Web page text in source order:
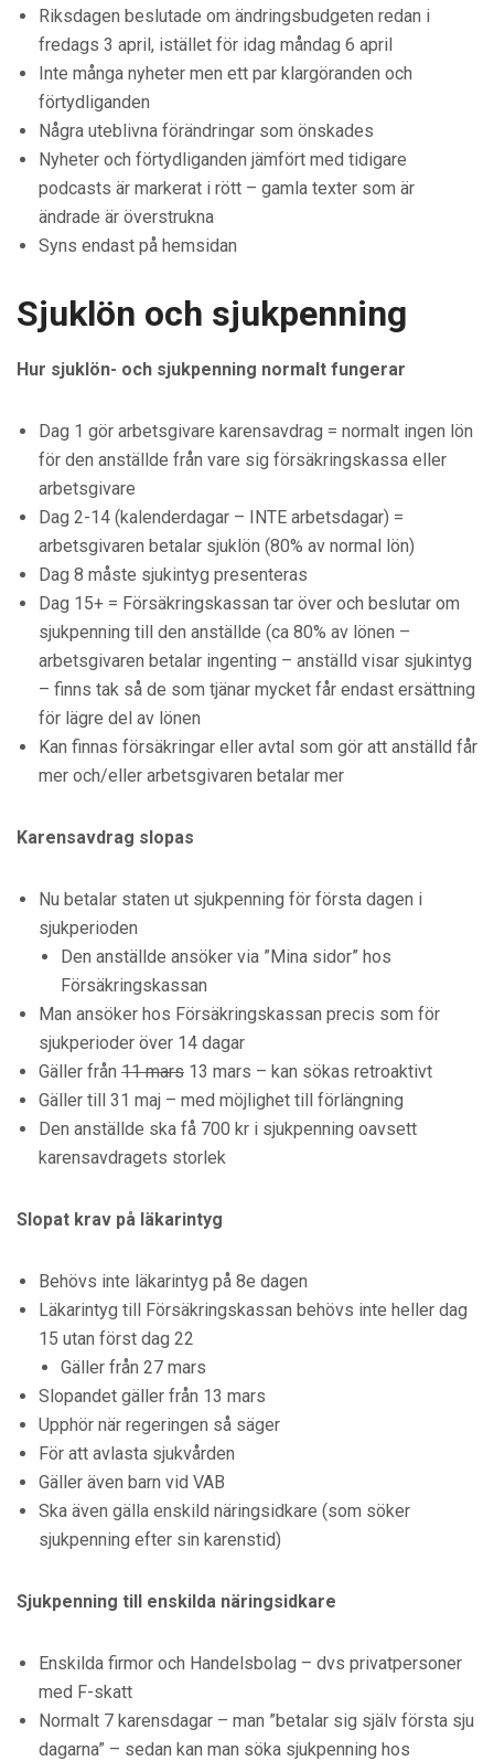
Riksdagen beslutade om ändringsbudgeten redan i
fredags 3 april, istället för idag måndag 6 april
Inte många nyheter men ett par klargöranden och
förtydliganden
Några uteblivna förändringar som önskades
Nyheter och förtydliganden jämfört med tidigare
podcasts är markerat i rött – gamla texter som är
ändrade är överstrukna
Syns endast på hemsidan
Sjuklön och sjukpenning
Hur sjuklön- och sjukpenning normalt fungerar
Dag 1 gör arbetsgivare karensavdrag = normalt ingen lön
för den anställde från vare sig försäkringskassa eller
arbetsgivare
Dag 2-14 (kalenderdagar – INTE arbetsdagar) =
arbetsgivaren betalar sjuklön (80% av normal lön)
Dag 8 måste sjukintyg presenteras
Dag 15+ = Försäkringskassan tar över och beslutar om
sjukpenning till den anställde (ca 80% av lönen –
arbetsgivaren betalar ingenting – anställd visar sjukintyg
– finns tak så de som tjänar mycket får endast ersättning
för lägre del av lönen
Kan finnas försäkringar eller avtal som gör att anställd får
mer och/eller arbetsgivaren betalar mer
Karensavdrag slopas
Nu betalar staten ut sjukpenning för första dagen i
sjukperioden
Den anställde ansöker via ”Mina sidor” hos
Försäkringskassan
Man ansöker hos Försäkringskassan precis som för
sjukperioder över 14 dagar
Gäller från 11 mars 13 mars – kan sökas retroaktivt
Gäller till 31 maj – med möjlighet till förlängning
Den anställde ska få 700 kr i sjukpenning oavsett
karensavdragets storlek
Slopat krav på läkarintyg
Behövs inte läkarintyg på 8e dagen
Läkarintyg till Försäkringskassan behövs inte heller dag
15 utan först dag 22
Gäller från 27 mars
Slopandet gäller från 13 mars
Upphör när regeringen så säger
För att avlasta sjukvården
Gäller även barn vid VAB
Ska även gälla enskild näringsidkare (som söker
sjukpenning efter sin karenstid)
Sjukpenning till enskilda näringsidkare
Enskilda firmor och Handelsbolag – dvs privatpersoner
med F-skatt
Normalt 7 karensdagar – man ”betalar sig själv första sju
dagarna” – sedan kan man söka sjukpenning hos